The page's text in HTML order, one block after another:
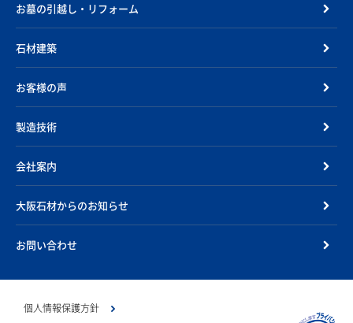
お墓の引越し・リフォーム
石材建築
お客様の声
製造技術
会社案内
大阪石材からのお知らせ
お問い合わせ
個人情報保護方針